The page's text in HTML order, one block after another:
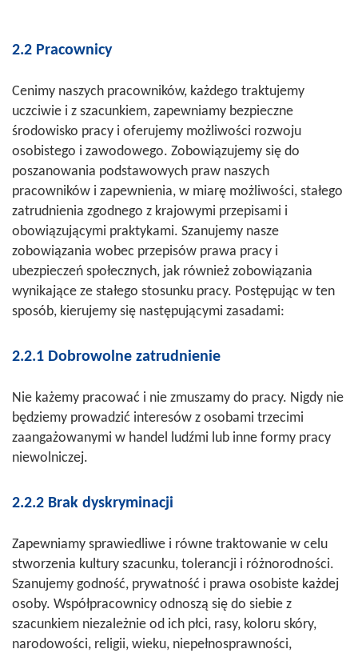
2.2 Pracownicy
Cenimy naszych pracowników, każdego traktujemy
uczciwie i z szacunkiem, zapewniamy bezpieczne
środowisko pracy i oferujemy możliwości rozwoju
osobistego i zawodowego. Zobowiązujemy się do
poszanowania podstawowych praw naszych
pracowników i zapewnienia, w miarę możliwości, stałego
zatrudnienia zgodnego z krajowymi przepisami i
obowiązującymi praktykami. Szanujemy nasze
zobowiązania wobec przepisów prawa pracy i
ubezpieczeń społecznych, jak również zobowiązania
wynikające ze stałego stosunku pracy. Postępując w ten
sposób, kierujemy się następującymi zasadami:
2.2.1 Dobrowolne zatrudnienie
Nie każemy pracować i nie zmuszamy do pracy. Nigdy nie
będziemy prowadzić interesów z osobami trzecimi
zaangażowanymi w handel ludźmi lub inne formy pracy
niewolniczej.
2.2.2 Brak dyskryminacji
Zapewniamy sprawiedliwe i równe traktowanie w celu
stworzenia kultury szacunku, tolerancji i różnorodności.
Szanujemy godność, prywatność i prawa osobiste każdej
osoby. Współpracownicy odnoszą się do siebie z
szacunkiem niezależnie od ich płci, rasy, koloru skóry,
narodowości, religii, wieku, niepełnosprawności,